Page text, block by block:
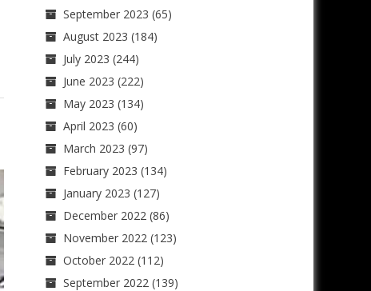
September 2023 (65)
August 2023 (184)
July 2023 (244)
June 2023 (222)
May 2023 (134)
April 2023 (60)
March 2023 (97)
February 2023 (134)
January 2023 (127)
December 2022(86)
November 2022(123)
October 2022(112)
September 2022(139)